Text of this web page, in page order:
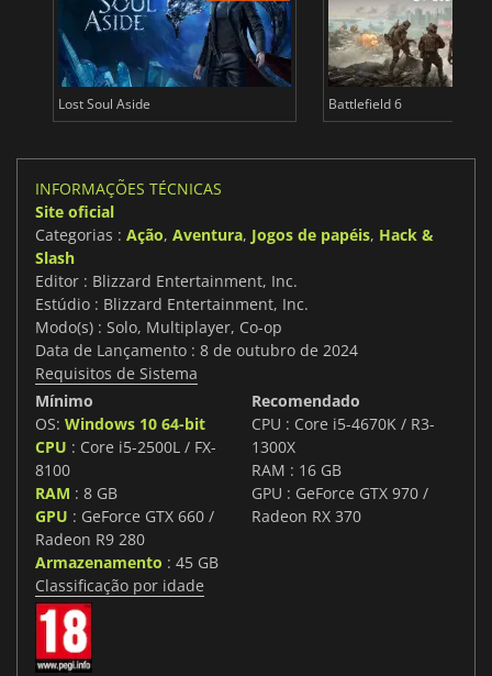
Lost Soul Aside Battlefield 6
INFORMAÇÕES TÉCNICAS
Site oficial
Categorias : Ação, Aventura, Jogos de papéis, Hack &
Slash
Editor : Blizzard Entertainment, Inc.
Estúdio : Blizzard Entertainment, Inc.
Modo(s) : Solo, Multiplayer, Co-op
Data de Lançamento : 8 de outubro de 2024
Requisitos de Sistema
Mínimo
OS: Windows 10 64-bit
CPU : Core i5-2500L / FX-
8100
RAM : 8 GB
GPU : GeForce GTX 660 /
Radeon R9 280
Armazenamento : 45 GB
Recomendado
CPU : Core i5-4670K / R3-
1300X
RAM : 16 GB
GPU : GeForce GTX 970 /
Radeon RX 370
Classificação por idade